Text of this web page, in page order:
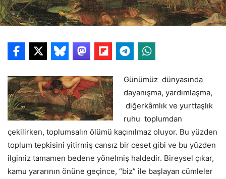
Günümüz dünyasında
dayanışma, yardımlaşma,
diğerkâmlık ve yurttaşlık
ruhu toplumdan
çekilirken, toplumsalın ölümü kaçınılmaz oluyor. Bu yüzden
toplum tepkisini yitirmiş cansız bir ceset gibi ve bu yüzden
ilgimiz tamamen bedene yönelmiş haldedir. Bireysel çıkar,
kamu yararının önüne geçince, “biz” ile başlayan cümleler